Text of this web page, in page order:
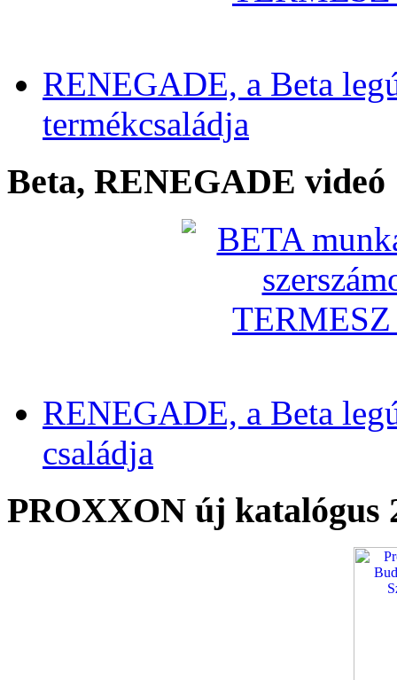
RENEGADE, a Beta
termékcsaládja
Beta, RENEGADE videó
RENEGADE, a Beta
családja
PROXXON új katalógus